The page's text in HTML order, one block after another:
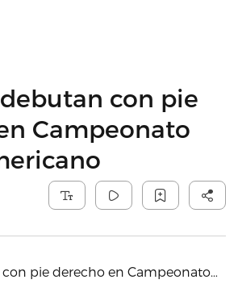
con pie
Campeonato
pie derecho en Campeonato…